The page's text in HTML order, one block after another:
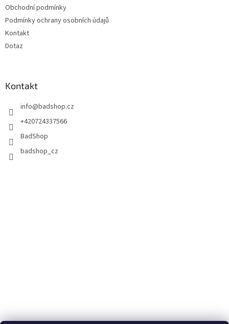
Obchodní podmínky
Podmínky ochrany osobních údajů
Kontakt
Dotaz
Kontakt
info@badshop.cz
+420724337566
BadShop
badshop_cz